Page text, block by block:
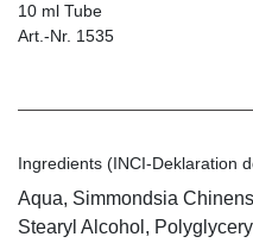
10 ml Tube
Art.-Nr. 1535
Ingredients (INCI-Deklaration
Aqua, Simmondsia
Stearyl Alcohol,